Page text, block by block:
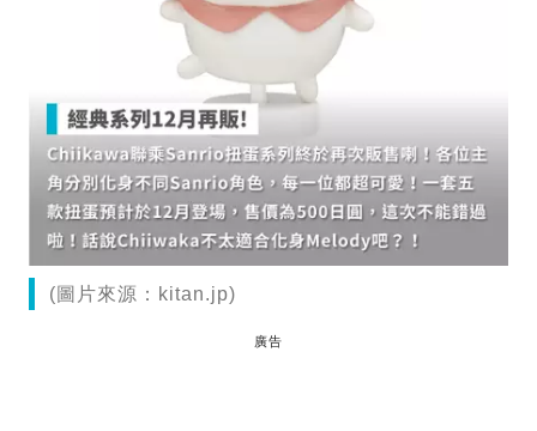
(圖片來源：kitan.jp)
廣告